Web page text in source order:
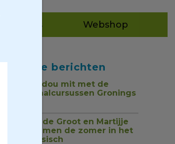
Webshop
Recente berichten
Tou mor, dou mit met de
nieuwe taalcursussen Gronings
Jan Henk de Groot en Martijje
zingen samen de zomer in het
Nedersaksisch